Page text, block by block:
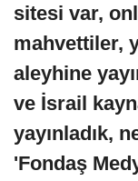
sitesi var,
mahvettiler,
aleyhine
ve İsrail
yayınladık,
'Fondaş